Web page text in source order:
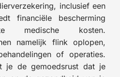
inclusief een
financiële bescherming
medische kosten.
namelijk flink oplopen,
of operaties.
je de gemoedsrust dat je